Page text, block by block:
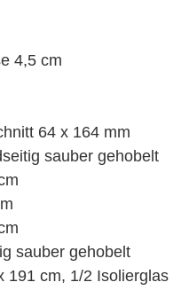
4,5 cm
64 x 164 mm
sauber gehobelt
sauber gehobelt
191 cm, 1/2 Isolierglas